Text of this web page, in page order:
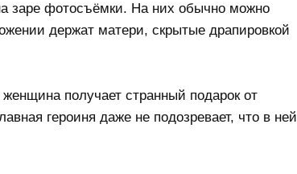
заре фотосъёмки. На них обычно можно
держат матери, скрытые драпировкой
получает странный подарок от
героиня даже не подозревает, что в ней